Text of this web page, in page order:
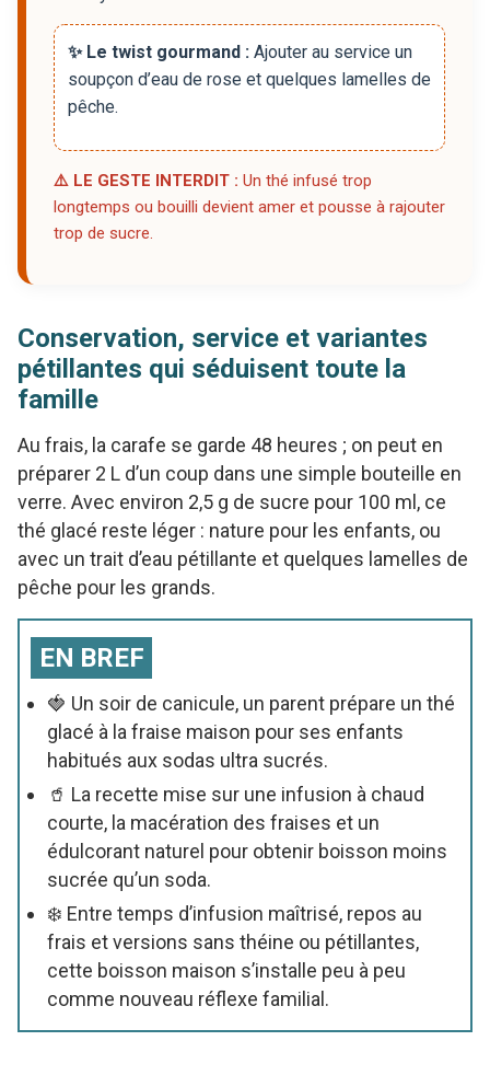
✨ Le twist gourmand : Ajouter au service un
soupçon d’eau de rose et quelques lamelles de
pêche.
⚠️ LE GESTE INTERDIT : Un thé infusé trop
longtemps ou bouilli devient amer et pousse à rajouter
trop de sucre.
Conservation, service et variantes
pétillantes qui séduisent toute la
famille
Au frais, la carafe se garde 48 heures ; on peut en
préparer 2 L d’un coup dans une simple bouteille en
verre. Avec environ 2,5 g de sucre pour 100 ml, ce
thé glacé reste léger : nature pour les enfants, ou
avec un trait d’eau pétillante et quelques lamelles de
pêche pour les grands.
EN BREF
🍓 Un soir de canicule, un parent prépare un thé
glacé à la fraise maison pour ses enfants
habitués aux sodas ultra sucrés.
🥤 La recette mise sur une infusion à chaud
courte, la macération des fraises et un
édulcorant naturel pour obtenir boisson moins
sucrée qu’un soda.
❄️ Entre temps d’infusion maîtrisé, repos au
frais et versions sans théine ou pétillantes,
cette boisson maison s’installe peu à peu
comme nouveau réflexe familial.